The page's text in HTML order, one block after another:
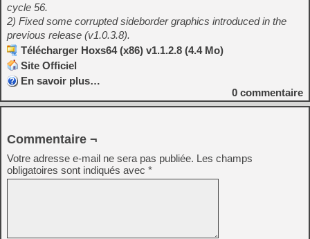
cycle 56.
2) Fixed some corrupted sideborder graphics introduced in the
previous release (v1.0.3.8).
Télécharger Hoxs64 (x86) v1.1.2.8 (4.4 Mo)
Site Officiel
En savoir plus…
0 commentaire
Commentaire ¬
Votre adresse e-mail ne sera pas publiée. Les champs
obligatoires sont indiqués avec *